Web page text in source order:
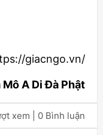
giacngo.vn/
A Di Đà Phật
xem | 0 Bình luận